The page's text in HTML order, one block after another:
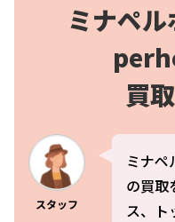
ミナペ
買
スタッフ
ミナペ
の買取
ス、ト